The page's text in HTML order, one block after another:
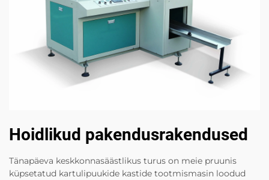
Hoidlikud pakendusrakendused
Tänapäeva keskkonnasäästlikus turus on meie pruunis
küpsetatud kartulipuukide kastide tootmismasin loodud